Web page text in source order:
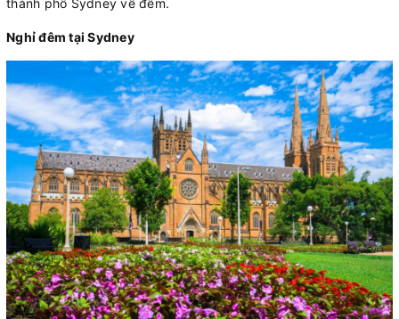
thành phố Sydney về đêm.
Nghỉ đêm tại Sydney